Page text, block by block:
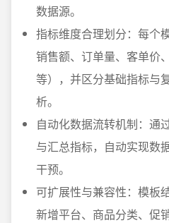
数据源。
指标维度合理划分：每个
销售额、订单量、客单价
等），并区分基础指标与
析。
自动化数据流转机制：通
与汇总指标，自动实现数
干预。
可扩展性与兼容性：模板
新增平台、商品分类、促